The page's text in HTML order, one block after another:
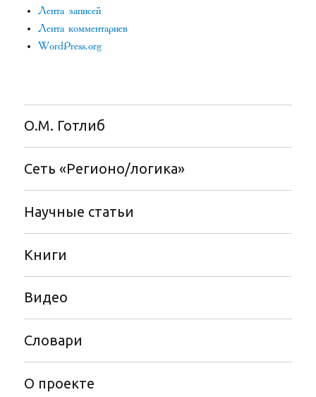
Лента записей
Лента комментариев
WordPress.org
О.М. Готлиб
Сеть «Регионо/логика»
Научные статьи
Книги
Видео
Словари
О проекте